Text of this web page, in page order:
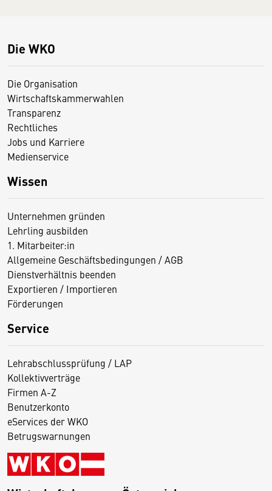
Die WKO
Die Organisation
Wirtschaftskammerwahlen
Transparenz
Rechtliches
Jobs und Karriere
Medienservice
Wissen
Unternehmen gründen
Lehrling ausbilden
1. Mitarbeiter:in
Allgemeine Geschäftsbedingungen / AGB
Dienstverhältnis beenden
Exportieren / Importieren
Förderungen
Service
Lehrabschlussprüfung / LAP
Kollektivverträge
Firmen A-Z
Benutzerkonto
eServices der WKO
Betrugswarnungen